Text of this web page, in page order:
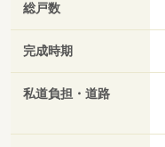
総戸数
完成時期
私道負担・道路